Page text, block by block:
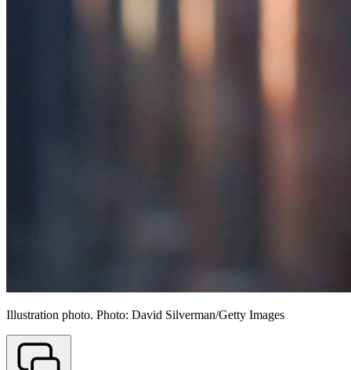
Illustration photo. Photo: David Silverman/Getty Images